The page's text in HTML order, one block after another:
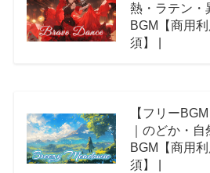
熱・ラテン・
BGM【商用
須】 |
【フリー
｜のどか・
BGM【商用
須】 |